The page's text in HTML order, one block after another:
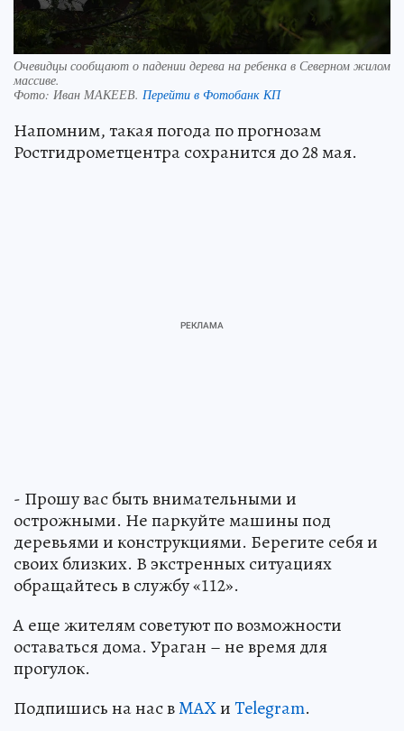
Очевидцы сообщают о падении дерева на ребенка в Северном жилом
массиве.
Фото: Иван МАКЕЕВ. Перейти в Фотобанк КП
Напомним, такая погода по прогнозам
Ростгидрометцентра сохранится до 28 мая.
- Прошу вас быть внимательными и
острожными. Не паркуйте машины под
деревьями и конструкциями. Берегите себя и
своих близких. В экстренных ситуациях
обращайтесь в службу «112».
А еще жителям советуют по возможности
оставаться дома. Ураган – не время для
прогулок.
Подпишись на нас вMAXиTelegram.